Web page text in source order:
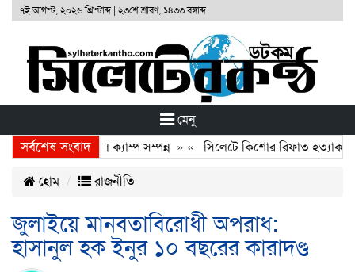
৭ই আগস্ট, ২০২৬ খ্রিস্টাব্দ| ২৩শে শ্রাবণ, ১৪৩৩ বঙ্গাব্দ
মেনু
সর্বশেষ সংবাদ
ফ্রি মেডিকেল ক্যাম্প সম্পন্ন» «সিলেটে কিশোর রিফাত হত্যাকারীদের
হোম রাজনীতি
জুলাইয়ে মানবতাবিরোধী অপরাধ:
হাসানুল হক ইনুর ১০ বছরের কারাদণ্ড